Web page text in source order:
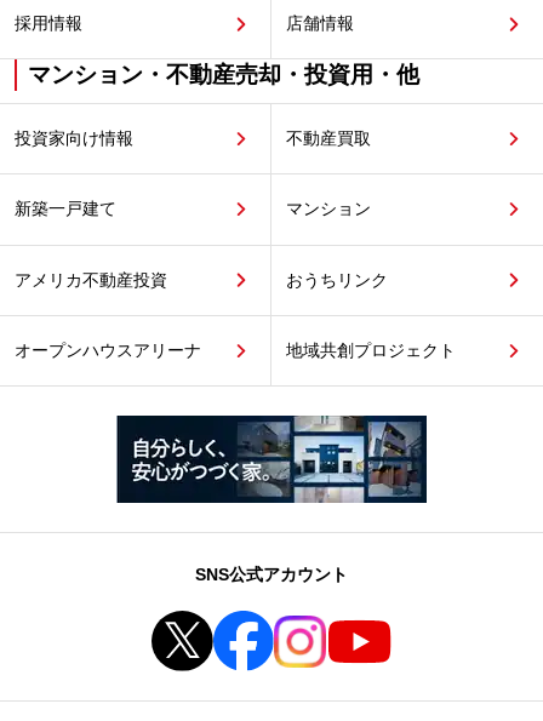
採用情報 店舗情報
マンション・不動産売却・投資用・他
投資家向け情報 不動産買取
新築一戸建て マンション
アメリカ不動産投資 おうちリンク
オープンハウスアリーナ 地域共創プロジェクト
SNS公式アカウント